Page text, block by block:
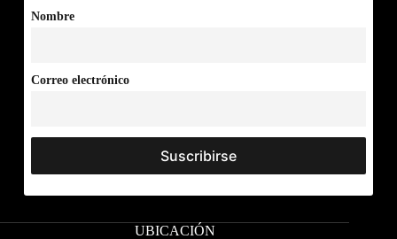
Nombre
Correo electrónico
UBICACIÓN